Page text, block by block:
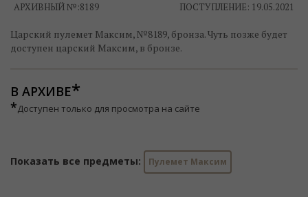
АРХИВНЫЙ №:8189 ПОСТУПЛЕНИЕ: 19.05.2021
Царский пулемет Максим, №8189, бронза. Чуть позже будет
доступен царский Максим, в бронзе.
В АРХИВЕ
*Доступен только для просмотра на сайте
Показать все предметы: Пулемет Максим